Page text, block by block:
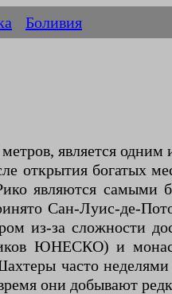
Боливия
является
открытия богатых
являются самыми
Сан-Луис-де-
из-за сложности
ЮНЕСКО) и
часто
они добывают